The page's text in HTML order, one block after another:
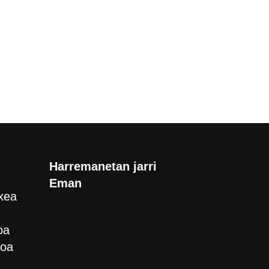
Harremanetan jarri
Eman